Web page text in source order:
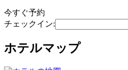
今すぐ予約
チェックイン:
ホテルマップ